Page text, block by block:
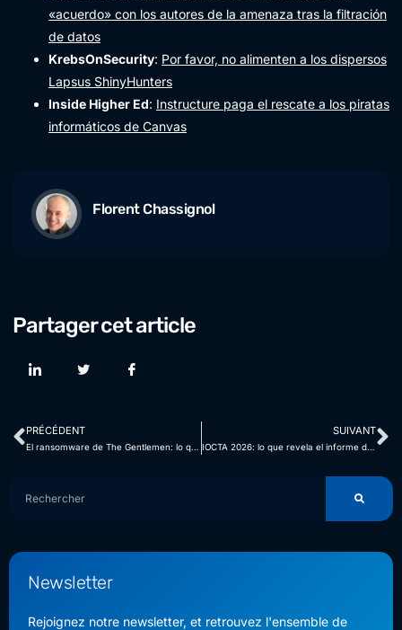
«acuerdo» con los autores de la amenaza tras la filtración
de datos
KrebsOnSecurity: Por favor, no alimenten a los dispersos
Lapsus ShinyHunters
Inside Higher Ed: Instructure paga el rescate a los piratas
informáticos de Canvas
Florent Chassignol
Partager cet article
PRÉCÉDENT
El ransomware de The Gentlemen: lo que la filtración interna revela sobre su libro de jugadas
SUIVANT
IOCTA 2026: lo que revela el informe de Europol sobre el ecosistema del ransomware
Newsletter
Rejoignez notre newsletter, et retrouvez l'ensemble de